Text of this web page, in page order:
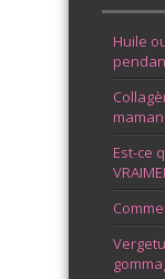
Huile
Est-ce